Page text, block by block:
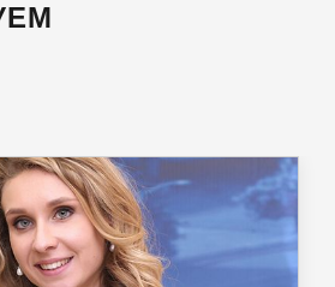
в Калининграде закроют
«Зениту» – и это был